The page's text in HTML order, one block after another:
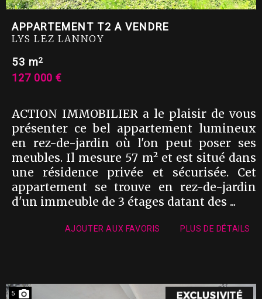
APPARTEMENT T2 A VENDRE
LYS LEZ LANNOY
53 m2
127 000 €
ACTION IMMOBILIER a le plaisir de vous
présenter ce bel appartement lumineux
en rez-de-jardin où l'on peut poser ses
meubles. Il mesure 57 m² et est situé dans
une résidence privée et sécurisée. Cet
appartement se trouve en rez-de-jardin
d'un immeuble de 3 étages datant des ...
AJOUTER AUX FAVORIS PLUS DE DÉTAILS
5